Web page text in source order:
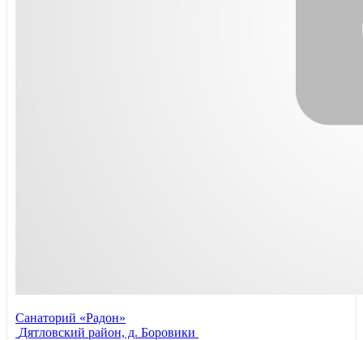
Санаторий «Радон»
Дятловский район, д. Боровики